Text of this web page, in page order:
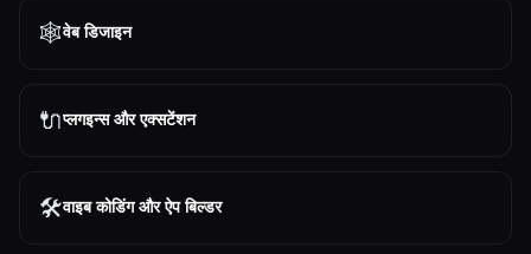
🕸वेब डिजाइन
🔌प्लगइन्स और एक्सटेंशन
🛠️वाइब कोडिंग और ऐप बिल्डर